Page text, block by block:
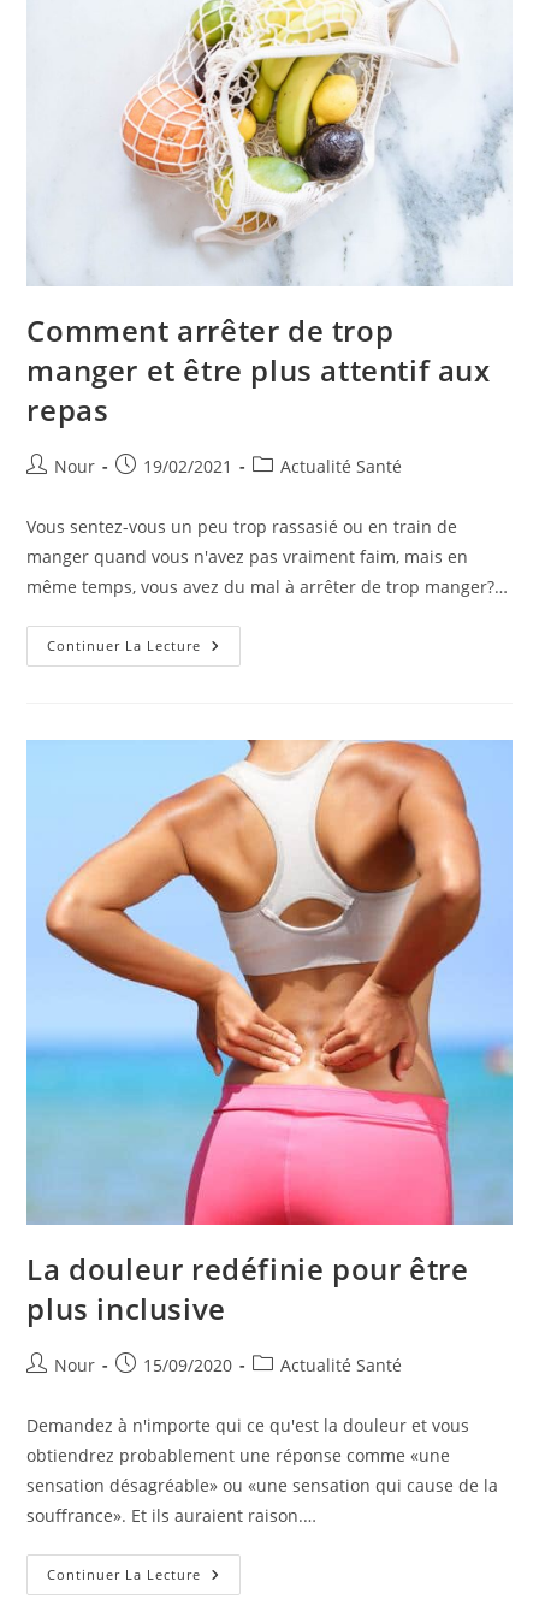
Comment arrêter de trop
manger et être plus attentif aux
repas
Auteur/autrice
publication :
Nour
Publication
19/02/2021
PostActualité Santé
Vous sentez-vous un peu trop rassasié ou en train de
manger quand vous n'avez pas vraiment faim, mais en
même temps, vous avez du mal à arrêter de trop manger?…
Continuer La Lecture Comment
Arrêter
Être
Plus
Attentif
Aux
Repas
La douleur redéfinie pour être
plus inclusive
Auteur/autrice
la
publication :
Nour
Publication
15/09/2020
PostActualité Santé
Demandez à n'importe qui ce qu'est la douleur et vous
obtiendrez probablement une réponse comme «une
sensation désagréable» ou «une sensation qui cause de la
souffrance». Et ils auraient raison.…
Continuer La Lecture La
Douleur